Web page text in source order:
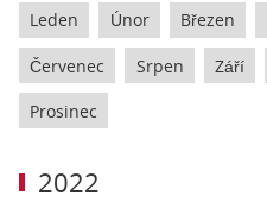
Leden Únor Březen
Červenec Srpen Září
Prosinec
2022